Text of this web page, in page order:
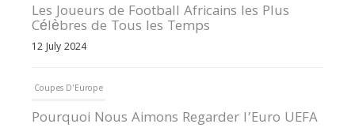
Les Joueurs de Football Africains les Plus
Célèbres de Tous les Temps
12 July 2024
Coupes D'Europe
Pourquoi Nous Aimons Regarder l’Euro UEFA